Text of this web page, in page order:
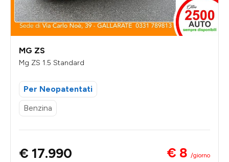
MG ZS
Mg ZS 1.5 Standard
Per Neopatentati
Benzina
€ 17.990 € 8 /giorno